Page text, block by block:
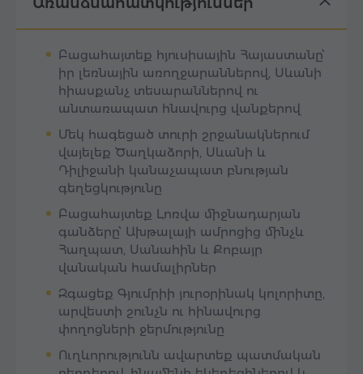
Բացահայտեք հյուսիսային Հայաստանը՝
իր լեռնային առողջարաններով, Սևանի
հիասքանչ տեսարաններով ու
անտառապատ հնավուրց վանքերով
Մեկ հագեցած տուրի շրջանակներում
վայելեք Ծաղկաձորի, Սևանի և
Դիլիջանի կանաչապատ բնության
գեղեցկությունը
Բացահայտեք Լոռվա միջնադարյան
գանձերը՝ Ախթալայի ամրոցից մինչև
Հաղպատ, Սանահին և Քոբայր
վանական համալիրներ
Զգացեք Գյումրիի յուրօրինակ կոլորիտը,
արվեստի շունչն ու հինավուրց
փողոցների ջերմությունը
Ուղևորությունն ավարտեք պատմական